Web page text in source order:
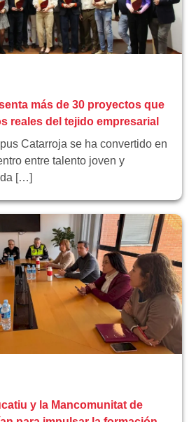
más de 30 proyectos que
reales del tejido empresarial
Catarroja se ha convertido en
entre talento joven y
[…]
y la Mancomunitat de